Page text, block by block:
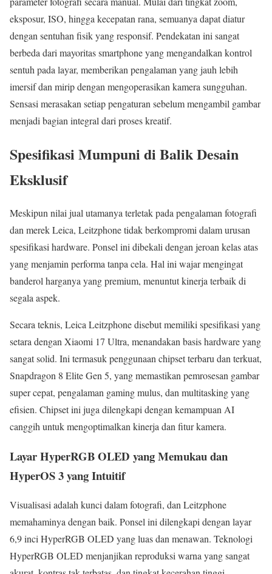
eksposur, ISO, hingga kecepatan rana, semuanya dapat diatur
dengan sentuhan fisik yang responsif. Pendekatan ini sangat
berbeda dari mayoritas smartphone yang mengandalkan kontrol
sentuh pada layar, memberikan pengalaman yang jauh lebih
imersif dan mirip dengan mengoperasikan kamera sungguhan.
Sensasi merasakan setiap pengaturan sebelum mengambil gambar
menjadi bagian integral dari proses kreatif.
Spesifikasi Mumpuni di Balik Desain
Eksklusif
Meskipun nilai jual utamanya terletak pada pengalaman fotografi
dan merek Leica, Leitzphone tidak berkompromi dalam urusan
spesifikasi hardware. Ponsel ini dibekali dengan jeroan kelas atas
yang menjamin performa tanpa cela. Hal ini wajar mengingat
banderol harganya yang premium, menuntut kinerja terbaik di
segala aspek.
Secara teknis, Leica Leitzphone disebut memiliki spesifikasi yang
setara dengan Xiaomi 17 Ultra, menandakan basis hardware yang
sangat solid. Ini termasuk penggunaan chipset terbaru dan terkuat,
Snapdragon 8 Elite Gen 5, yang memastikan pemrosesan gambar
super cepat, pengalaman gaming mulus, dan multitasking yang
efisien. Chipset ini juga dilengkapi dengan kemampuan AI
canggih untuk mengoptimalkan kinerja dan fitur kamera.
Layar HyperRGB OLED yang Memukau dan
HyperOS 3 yang Intuitif
Visualisasi adalah kunci dalam fotografi, dan Leitzphone
memahaminya dengan baik. Ponsel ini dilengkapi dengan layar
6,9 inci HyperRGB OLED yang luas dan menawan. Teknologi
HyperRGB OLED menjanjikan reproduksi warna yang sangat